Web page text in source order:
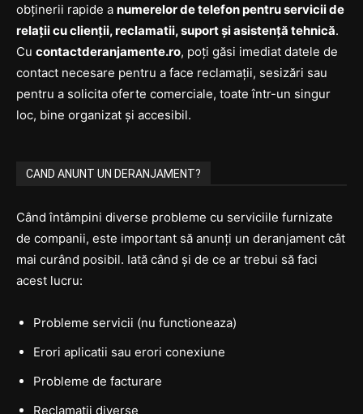
obținerii rapide a numerelor de telefon pentru servicii de
relații cu clienții, reclamatii, suport și asistență tehnică.
Cu contactderanjamente.ro, poți găsi imediat datele de
contact necesare pentru a face reclamații, sesizări sau
pentru a solicita oferte comerciale, toate într-un singur
loc, bine organizat și accesibil.
CAND ANUNT UN DERANJAMENT?
Când întâmpini diverse probleme cu serviciile furnizate
de companii, este important să anunți un deranjament cât
mai curând posibil. Iată când și de ce ar trebui să faci
acest lucru:
Probleme servicii (nu functioneaza)
Erori aplicatii sau erori conexiune
Probleme de facturare
Reclamatii diverse